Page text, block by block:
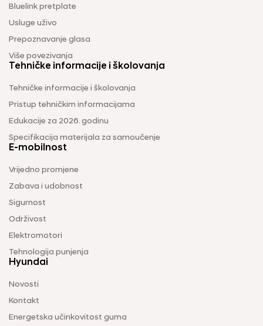
Bluelink pretplate
Usluge uživo
Prepoznavanje glasa
Više povezivanja
Tehničke informacije i školovanja
Tehničke informacije i školovanja
Pristup tehničkim informacijama
Edukacije za 2026. godinu
Specifikacija materijala za samoučenje
E-mobilnost
Vrijedno promjene
Zabava i udobnost
Sigurnost
Održivost
Elektromotori
Tehnologija punjenja
Hyundai
Novosti
Kontakt
Energetska učinkovitost guma